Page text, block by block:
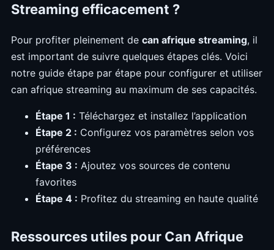
Streaming efficacement ?
Pour profiter pleinement de can afrique streaming, il
est important de suivre quelques étapes clés. Voici
notre guide étape par étape pour configurer et utiliser
can afrique streaming au maximum de ses capacités.
Étape 1 : Téléchargez et installez l’application
Étape 2 : Configurez vos paramètres selon vos
préférences
Étape 3 : Ajoutez vos sources de contenu
favorites
Étape 4 : Profitez du streaming en haute qualité
Ressources utiles pour Can Afrique